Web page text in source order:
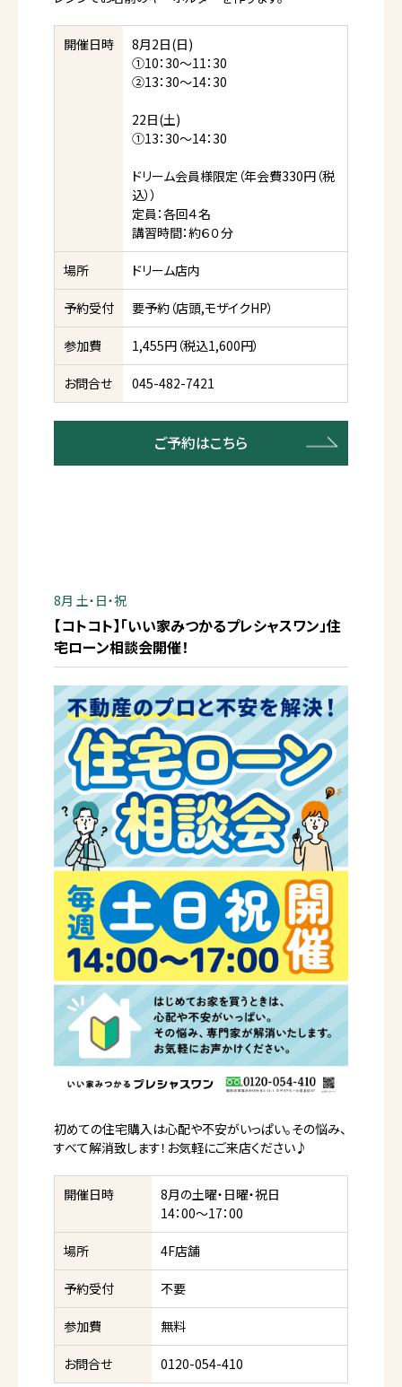
開催日時
8月2日(日)
①10：30～11：30
②13：30～14：30
22日(土)
①13：30～14：30
ドリーム会員様限定（年会費330円（税
込））
定員：各回４名
講習時間：約６０分
場所 ドリーム店内
予約受付 要予約（店頭,モザイクHP）
参加費 1,455円（税込1,600円）
お問合せ 045-482-7421
ご予約はこちら
8月 土・日・祝
【コトコト】「いい家みつかるプレシャスワン」住
宅ローン相談会開催！
初めての住宅購入は心配や不安がいっぱい。その悩み、
すべて解消致します！お気軽にご来店ください♪
開催日時
8月の土曜・日曜・祝日
14：00～17：00
場所 4F店舗
予約受付 不要
参加費 無料
お問合せ 0120-054-410